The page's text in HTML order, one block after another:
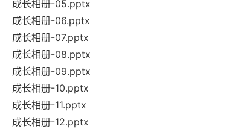
成长相册-05.pptx
成长相册-06.pptx
成长相册-07.pptx
成长相册-08.pptx
成长相册-09.pptx
成长相册-10.pptx
成长相册-11.pptx
成长相册-12.pptx